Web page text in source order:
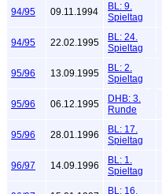
94/95 09.11.1994
BL: 9.
Spieltag
94/95 22.02.1995
BL: 24.
Spieltag
95/96 13.09.1995
BL: 2.
Spieltag
95/96 06.12.1995
DHB: 3.
Runde
95/96 28.01.1996
BL: 17.
Spieltag
96/97 14.09.1996
BL: 1.
Spieltag
BL: 16.